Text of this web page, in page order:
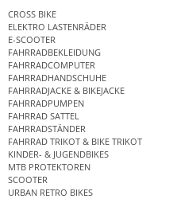
CROSS BIKE
ELEKTRO LASTENRÄDER
E-SCOOTER
FAHRRADBEKLEIDUNG
FAHRRADCOMPUTER
FAHRRADHANDSCHUHE
FAHRRADJACKE & BIKEJACKE
FAHRRADPUMPEN
FAHRRAD SATTEL
FAHRRADSTÄNDER
FAHRRAD TRIKOT & BIKE TRIKOT
KINDER- & JUGENDBIKES
MTB PROTEKTOREN
SCOOTER
URBAN RETRO BIKES